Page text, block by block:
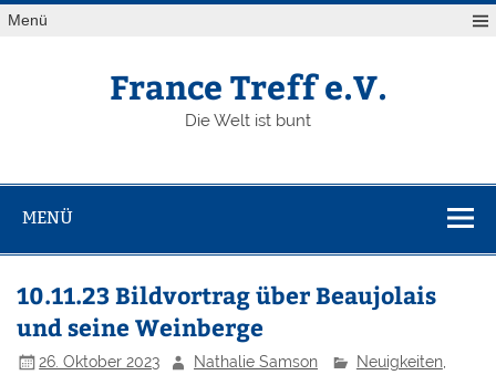
Zum
Inhalt
Menü
France Treff e.V.
Die Welt ist bunt
MENÜ
10.11.23 Bildvortrag über Beaujolais
und seine Weinberge
26. Oktober 2023 Nathalie Samson Neuigkeiten,